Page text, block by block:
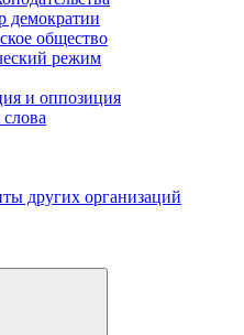
демократии
общество
режим
и оппозиция
других организаций